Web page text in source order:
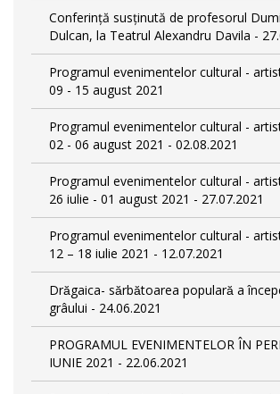
Conferință susținută de profesorul
Dulcan, la Teatrul Alexandru Davila -
Programul evenimentelor cultural -
09 - 15 august 2021
Programul evenimentelor cultural -
02 - 06 august 2021 - 02.08.2021
Programul evenimentelor cultural -
26 iulie - 01 august 2021 - 27.07.2021
Programul evenimentelor cultural -
12 – 18 iulie 2021 - 12.07.2021
Drăgaica- sărbătoarea populară a
grâului - 24.06.2021
PROGRAMUL EVENIMENTELOR ÎN
IUNIE 2021 - 22.06.2021